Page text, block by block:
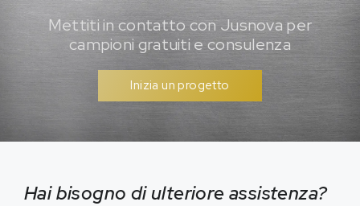
Mettiti in contatto con Jusnova per
campioni gratuiti e consulenza
Inizia un progetto
Hai bisogno di ulteriore assistenza?